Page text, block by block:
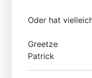
Oder hat
Greetze
Patrick